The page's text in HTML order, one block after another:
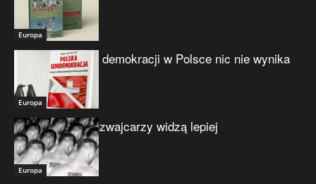
Europa
Europa
Z demokracji w Polsce nic nie wynika
Europa
Szwajcarzy widzą lepiej